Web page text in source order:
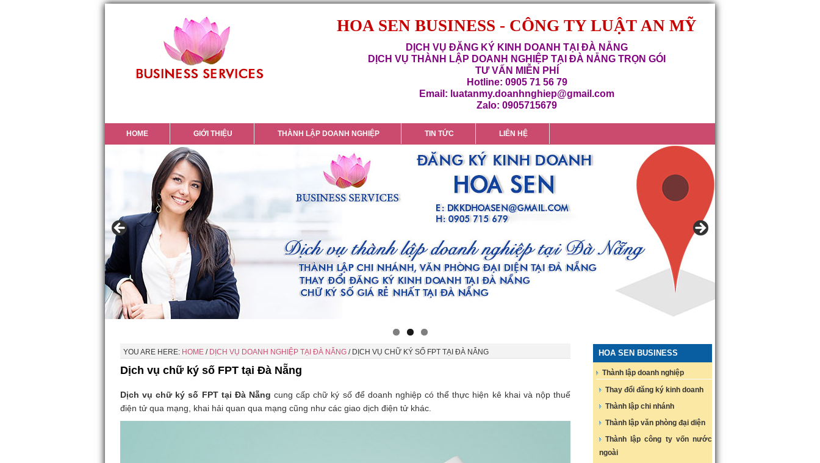
HOA SEN BUSINESS - CÔNG TY LUẬT AN MỸ
DỊCH VỤ ĐĂNG KÝ KINH DOANH TẠI ĐÀ NẴNG
DỊCH VỤ THÀNH LẬP DOANH NGHIỆP TẠI ĐÀ NẴNG TRỌN GÓI
TƯ VẤN MIỄN PHÍ
Hotline: 0905 71 56 79
Email: luatanmy.doanhnghiep@gmail.com
Zalo: 0905715679
HOME GIỚI THIỆU THÀNH LẬP DOANH NGHIỆP TIN TỨC LIÊN HỆ
YOU ARE HERE: HOME / DỊCH VỤ DOANH NGHIỆP TẠI ĐÀ NẴNG /DỊCH VỤ CHỮ KÝ SỐ FPT TẠI ĐÀ NẴNG
Dịch vụ chữ ký số FPT tại Đà Nẵng
Dịch vụ chữ ký số FPT tại Đà Nẵng cung cấp chữ ký số để doanh nghiệp có thể thực hiện kê khai và nộp thuế
điện tử qua mạng, khai hải quan qua mạng cũng như các giao dịch điện tử khác.
HOA SEN BUSINESS
Thành lập doanh nghiệp
Thay đổi đăng ký kinh doanh
Thành lập chi nhánh
Thành lập văn phòng đại diện
Thành lập công ty vốn nước
ngoài